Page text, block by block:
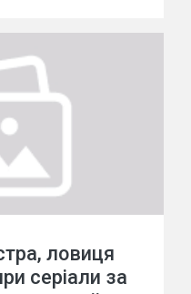
ловиця
серіали за